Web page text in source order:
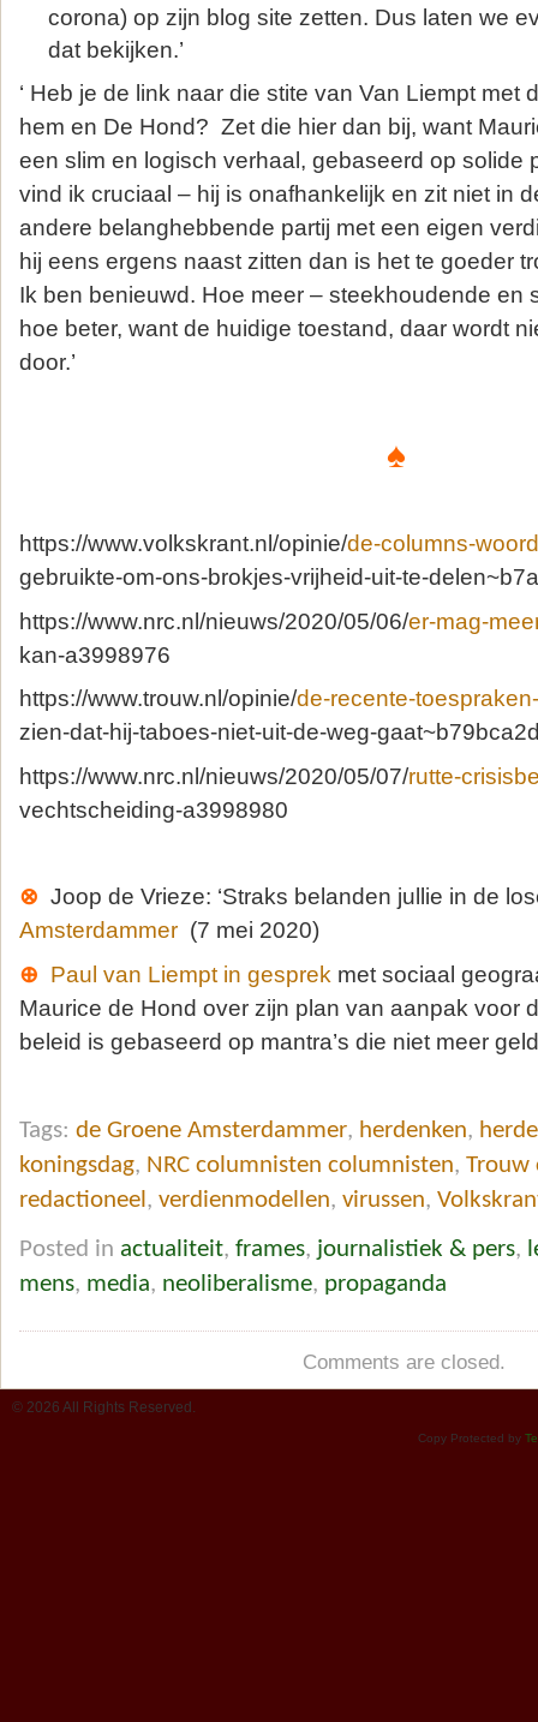
corona) op zijn blog site zetten. Dus laten we
dat bekijken.’
‘ Heb je de link naar die stite van Van Liempt met
hem en De Hond? Zet die hier dan bij, want
een slim en logisch verhaal, gebaseerd op solide
vind ik cruciaal – hij is onafhankelijk en zit niet in
andere belanghebbende partij met een eigen
hij eens ergens naast zitten dan is het te goeder
Ik ben benieuwd. Hoe meer – steekhoudende en
hoe beter, want de huidige toestand, daar wordt
door.’
♠
https://www.volkskrant.nl/opinie/de-columns-
gebruikte-om-ons-brokjes-vrijheid-uit-te-
https://www.nrc.nl/nieuws/2020/05/06/er-mag-
kan-a3998976
https://www.trouw.nl/opinie/de-recente-
zien-dat-hij-taboes-niet-uit-de-weg-
https://www.nrc.nl/nieuws/2020/05/07/rutte-
vechtscheiding-a3998980
⊗ Joop de Vrieze: ‘Straks belanden jullie in de
Amsterdammer (7 mei 2020)
⊕ Paul van Liempt in gesprek met sociaal
Maurice de Hond over zijn plan van aanpak voor
beleid is gebaseerd op mantra’s die niet meer
Tags: de Groene Amsterdammer, herdenken,
koningsdag, NRC columnisten columnisten, Trouw
redactioneel , verdienmodellen, virussen,
Posted in actualiteit, frames, journalistiek & pers,
mens, media, neoliberalisme, propaganda
Comments are closed.
© 2026 All Rights Reserved.
Copy Protected by